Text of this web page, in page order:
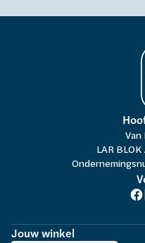
Van
LAR
Jouw winkel